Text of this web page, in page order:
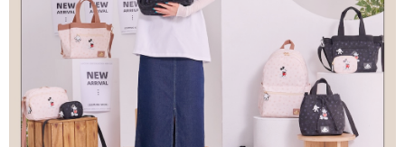
【注意事項】
1.本服務係由「台灣大哥大股份有限公司」（以下簡稱本公司）所提供，讓
用戶於交易時，得透過本服務購買商品或服務，並由商店將買賣／分期付款
買賣價金債權讓與本公司後，依約使用本公司帳單繳交帳款。
2.基於同意付款使用「大哥付你分期」之契約關係目的，商店將以您的個人
資料（包含姓名、電話或地址）提供予台灣大哥大進項蒐集、處理及利用，
由本公司與您本人進行分期帳單所需資料之確認、核對及更正。
3.完整用戶服務條款，請詳閱以下連結：
https://oppay.tw/userRule
３．收到繳費通知簡訊後14天內，點擊此簡訊中的連結，可透過四大超商／
ATM／網路銀行／等多元方式進行付款，方視為交易完成。
※ 請注意：結帳手續完成當下不需立刻繳費，但若您需要取消訂單，請聯絡
購買商品的店家。未經商家同意取消之訂單仍視為有效，需透過AFTEE先享
後付繳納相關費用。
※ 交易是否成功請以「AFTEE先享後付 」之結帳頁面顯示為準，若有關於
是否繳費成功／繳費後需取消欲退款等相關疑問，請聯繫「AFTEE先享後付
客戶支援中心」https://netprotections.freshdesk.com/support/home
每筆NT$80，滿NT$1,000(含以上)免運費
萊爾富取貨付款
每筆NT$80，滿NT$1,000(含以上)免運費
付款後萊爾富取貨
每筆NT$80，滿NT$1,000(含以上)免運費